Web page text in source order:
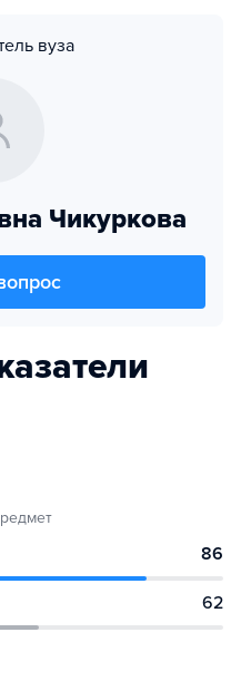
вуза
Чикуркова
86
62